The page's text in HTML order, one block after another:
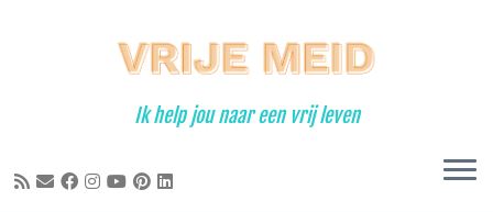
Ik help jou naar een vrij leven